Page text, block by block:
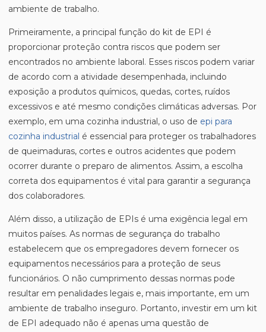
ambiente de trabalho.
Primeiramente, a principal função do kit de EPI é
proporcionar proteção contra riscos que podem ser
encontrados no ambiente laboral. Esses riscos podem variar
de acordo com a atividade desempenhada, incluindo
exposição a produtos químicos, quedas, cortes, ruídos
excessivos e até mesmo condições climáticas adversas. Por
exemplo, em uma cozinha industrial, o uso de epi para
cozinha industrial é essencial para proteger os trabalhadores
de queimaduras, cortes e outros acidentes que podem
ocorrer durante o preparo de alimentos. Assim, a escolha
correta dos equipamentos é vital para garantir a segurança
dos colaboradores.
Além disso, a utilização de EPIs é uma exigência legal em
muitos países. As normas de segurança do trabalho
estabelecem que os empregadores devem fornecer os
equipamentos necessários para a proteção de seus
funcionários. O não cumprimento dessas normas pode
resultar em penalidades legais e, mais importante, em um
ambiente de trabalho inseguro. Portanto, investir em um kit
de EPI adequado não é apenas uma questão de